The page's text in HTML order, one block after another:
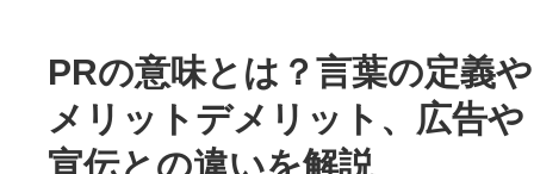
PRの意味とは？言葉の定義や
メリットデメリット、広告や
宣伝との違いを解説